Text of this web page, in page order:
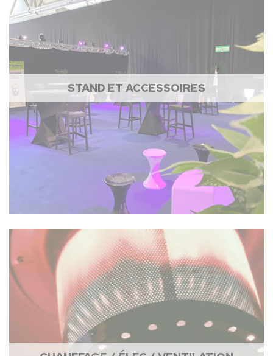
STAND ET ACCESSOIRES